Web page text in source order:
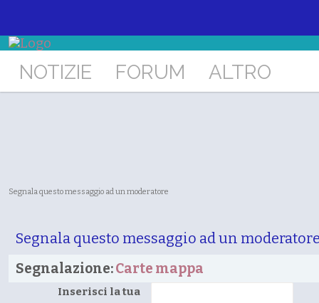
NOTIZIE FORUM ALTRO
Segnala questo messaggio ad un moderatore
Segnala questo messaggio ad un
Segnalazione:Carte mappa
Inserisci la tua